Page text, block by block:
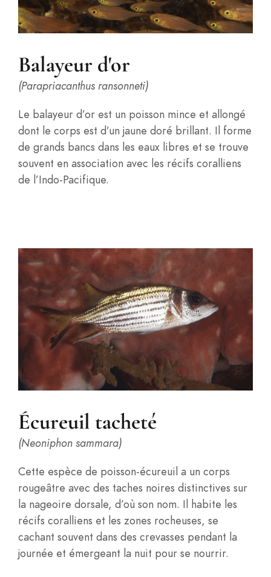
Balayeur d'or
(Parapriacanthus ransonneti)
Le balayeur d’or est un poisson mince et allongé
dont le corps est d’un jaune doré brillant. Il forme
de grands bancs dans les eaux libres et se trouve
souvent en association avec les récifs coralliens
de l’Indo-Pacifique.
Écureuil tacheté
(Neoniphon sammara)
Cette espèce de poisson-écureuil a un corps
rougeâtre avec des taches noires distinctives sur
la nageoire dorsale, d’où son nom. Il habite les
récifs coralliens et les zones rocheuses, se
cachant souvent dans des crevasses pendant la
journée et émergeant la nuit pour se nourrir.